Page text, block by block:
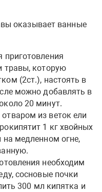
оказывает ванные
приготовления
травы, которую
(2ст.), настоять в
можно добавлять в
20 минут.
из веток ели
1 кг хвойных
на медленном огне,
необходим
сосновые почки
300 мл кипятка и